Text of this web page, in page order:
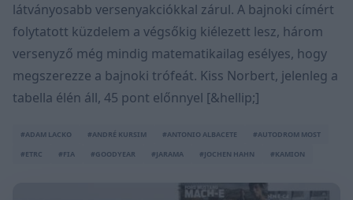
látványosabb versenyakciókkal zárul. A bajnoki címért
folytatott küzdelem a végsőkig kiélezett lesz, három
versenyző még mindig matematikailag esélyes, hogy
megszerezze a bajnoki trófeát. Kiss Norbert, jelenleg a
tabella élén áll, 45 pont előnnyel [&hellip;]
#ADAM LACKO #ANDRÉ KURSIM #ANTONIO ALBACETE
#AUTODROM MOST
#ETRC
#FIA #GOODYEAR #JARAMA #JOCHEN HAHN #KAMION